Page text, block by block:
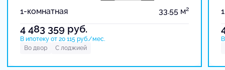
1-комнатная 33.55 м2
4 483 359 руб.
В ипотеку от 20 115 руб./мес.
Во двор
С лоджией